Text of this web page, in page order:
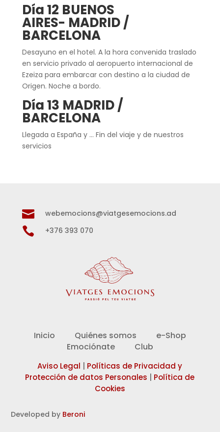
Día 12 BUENOS
AIRES- MADRID /
BARCELONA
Desayuno en el hotel. A la hora convenida traslado
en servicio privado al aeropuerto internacional de
Ezeiza para embarcar con destino a la ciudad de
Origen. Noche a bordo.
Día 13 MADRID /
BARCELONA
Llegada a España y … Fin del viaje y de nuestros
servicios
 webemocions@viatgesemocions.ad
 +376 393 070
Inicio Quiénes somos
e-Shop
Emociónate
Club
Aviso Legal
Políticas de Privacidad y
Protección de datos Personales
Política de
Cookies
Developed by Beroni